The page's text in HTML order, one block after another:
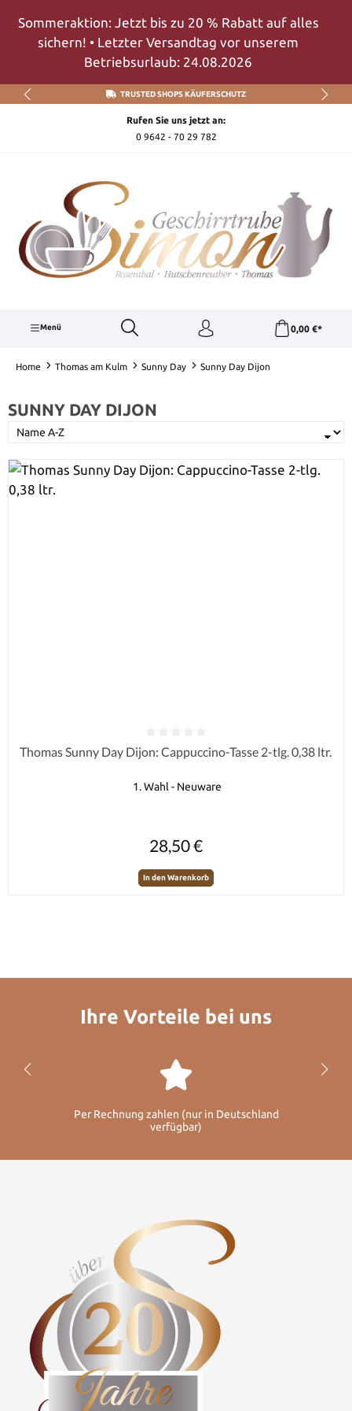
Zum Hauptinhalt springen
Sommeraktion: Jetzt bis zu 20 % Rabatt auf alles
sichern! • Letzter Versandtag vor unserem
Betriebsurlaub: 24.08.2026
TRUSTED SHOPS KÄUFERSCHUTZ
Rufen Sie uns jetzt an:
0 9642 - 70 29 782
Menü 0,00 €*
Home Thomas am Kulm Sunny Day Sunny Day Dijon
SUNNY DAY DIJON
Durchschnittliche Bewertung von 0 von 5 Sternen
Thomas Sunny Day Dijon: Cappuccino-Tasse 2-tlg. 0,38 ltr.
1. Wahl - Neuware
28,50 €
In den Warenkorb
Ihre Vorteile bei uns
Per Rechnung zahlen (nur in Deutschland
verfügbar)